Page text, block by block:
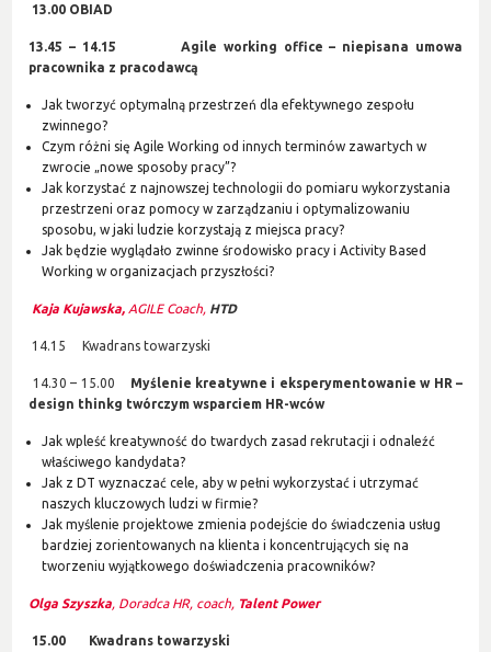
13.00 OBIAD
13.45 – 14.15 Agile working office – niepisana umowa
pracownika z pracodawcą
Jak tworzyć optymalną przestrzeń dla efektywnego zespołu
zwinnego?
Czym różni się Agile Working od innych terminów zawartych w
zwrocie „nowe sposoby pracy”?
Jak korzystać z najnowszej technologii do pomiaru wykorzystania
przestrzeni oraz pomocy w zarządzaniu i optymalizowaniu
sposobu, w jaki ludzie korzystają z miejsca pracy?
Jak będzie wyglądało zwinne środowisko pracy i Activity Based
Working w organizacjach przyszłości?
Kaja Kujawska, AGILE Coach, HTD
14.15 Kwadrans towarzyski
14.30 – 15.00
Myślenie kreatywne i eksperymentowanie w HR –
design thinkg twórczym wsparciem HR-wców
Jak wpleść kreatywność do twardych zasad rekrutacji i odnaleźć
właściwego kandydata?
Jak z DT wyznaczać cele, aby w pełni wykorzystać i utrzymać
naszych kluczowych ludzi w firmie?
Jak myślenie projektowe zmienia podejście do świadczenia usług
bardziej zorientowanych na klienta i koncentrujących się na
tworzeniu wyjątkowego doświadczenia pracowników?
Olga Szyszka, Doradca HR, coach, Talent Power
15.00 Kwadrans towarzyski